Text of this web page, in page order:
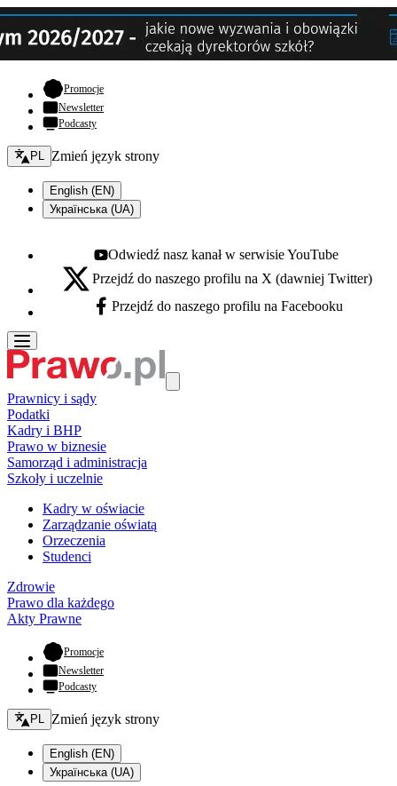
Promocje- otwiera się w nowej karcie
Newsletter
Podcasty
Zmień język - bieżący:
PL Zmień język strony
English (EN)
Українська (UA)
Youtube - otwiera się w nowej karcie
Odwiedź nasz kanał w serwisie YouTube
X - otwiera się w nowej karcie
Przejdź do naszego profilu na X (dawniej Twitter)
Facebook - otwiera się w nowej karcie
Przejdź do naszego profilu na Facebooku
Prawnicy i sądy
Podatki
Kadry i BHP
Prawo w biznesie
Samorząd i administracja
Szkoły i uczelnie
Kadry w oświacie
Zarządzanie oświatą
Orzeczenia
Studenci
Zdrowie
Prawo dla każdego
Akty Prawne
Promocje- otwiera się w nowej karcie
Newsletter
Podcasty
Zmień język - bieżący:
PL Zmień język strony
English (EN)
Українська (UA)